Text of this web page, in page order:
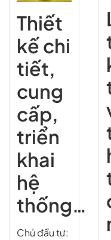
Thiết
kế chi
tiết,
cung
cấp,
triển
khai
hệ
thống…
Chủ đầu tư: